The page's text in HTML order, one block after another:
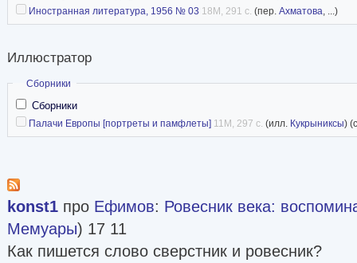
Иностранная литература, 1956 № 03 18M, 291 с. (пер. Ахматова, ...)
Иллюстратор
Скрыть
Сборники
Сборники
Палачи Европы [портреты и памфлеты] 11M, 297 с. (илл. Кукрыниксы)
konst1 про Ефимов: Ровесник века:
Мемуары) 17 11
Как пишется слово сверстник и ровесник?